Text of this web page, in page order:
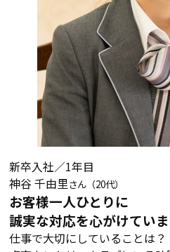
新卒入社／1年目
神谷 千由里さん（20代）
お客様一人ひとりに
誠実な対応を心がけていま
仕事で大切にしていることは？